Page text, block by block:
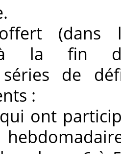
(dans
la fin
de
:
ont